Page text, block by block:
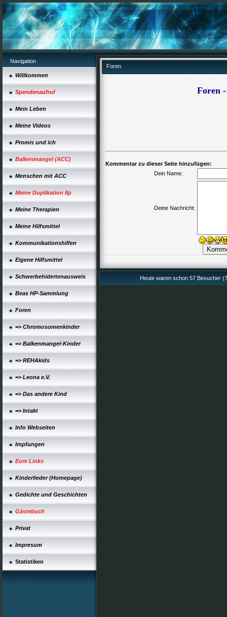
Navigation
Willkommen
Spendenaufruf
Mein Leben
Meine Videos
Promis und ich
Balkenmangel (ACC)
Menschen mit ACC
Meine Duplikation 8p
Meine Therapien
Meine Hilfsmittel
Kommunikationshilfen
Eigene Hilfsmittel
Schwerbehidertenausweis
Beas HP-Sammlung
Foren
=> Chromosomenkinder
=> Balkenmangel-Kinder
=> REHAkids
=> Leona e.V.
=> Das andere Kind
=> Intakt
Info Webseiten
Impfungen
Eure Links
Kinderlieder (Homepage)
Gedichte und Geschichten
Gästebuch
Privat
Impresum
Statistiken
Foren
Foren
Kommentar zu dieser Seite hinzufügen:
Dein Name:
Deine Nachricht:
Heute waren schon 57 Besucher